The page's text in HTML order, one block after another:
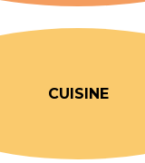
CUISINE